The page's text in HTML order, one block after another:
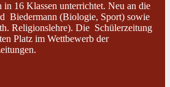
in 16 Klassen unterrichtet. Neu an die
Biedermann (Biologie, Sport) sowie
Religionslehre). Die Schülerzeitung
Platz im Wettbewerb der